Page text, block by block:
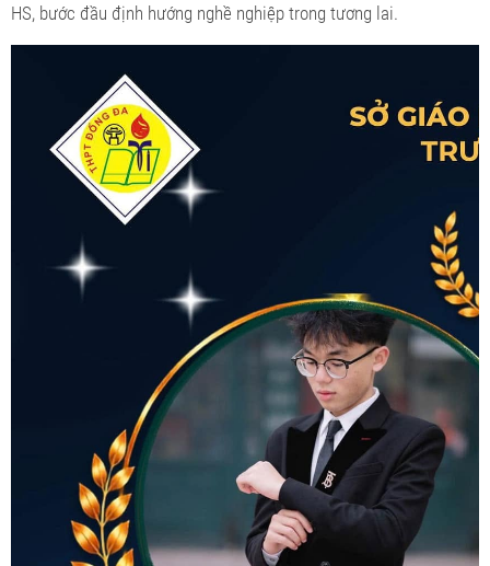
HS, bước đầu định hướng nghề nghiệp trong tương lai.